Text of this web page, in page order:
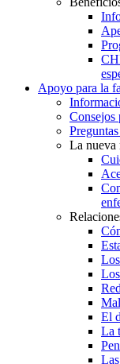
Apoyo para la
Consejos
La nueva
El
La